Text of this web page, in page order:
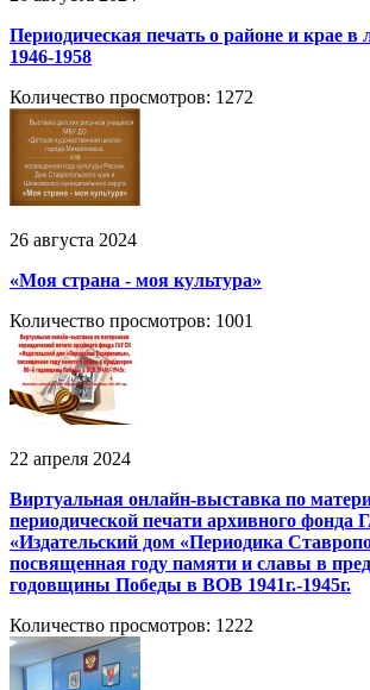
Периодическая печать о районе и крае в
1946-1958
Количество просмотров: 1272
26 августа 2024
«Моя страна - моя культура»
Количество просмотров: 1001
22 апреля 2024
Виртуальная онлайн-выставка по
периодической печати архивного
«Издательский дом «Периодика
посвященная году памяти и славы в
годовщины Победы в ВОВ 1941г.-1945г.
Количество просмотров: 1222